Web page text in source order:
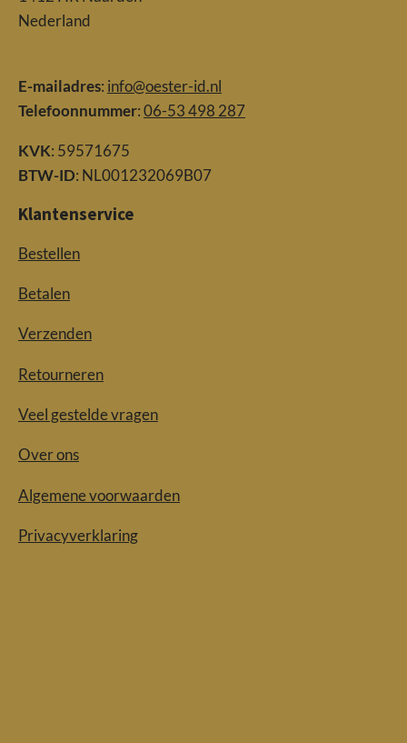
Nederland
E-mailadres: info@oester-id.nl
Telefoonnummer:06-53 498 287
KVK: 59571675
BTW-ID: NL001232069B07
Klantenservice
Bestellen
Betalen
Verzenden
Retourneren
Veel gestelde vragen
Over ons
Algemene voorwaarden
Privacyverklaring